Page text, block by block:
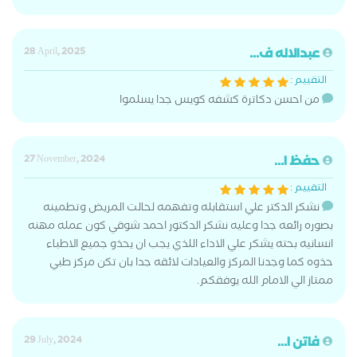
عبدالاله ف...
28 April, 2025
التقييم :
من احسن دكاترة كشفه كويس جدا يسلموا
حفظ ا...
27 November, 2024
التقييم :
نشكر الدكتر علي استقابله وتفهمه لحالت المريض وتطمينه
بصوره رائعه جدا وعليه نشكر الدكتور احمد شوقي كون عمله مهنه
انسانيه بحته يشكر علي الاداء اللذي يجب ان يحذو جميع الاطباء
حذوه كما وجدنا المركز والعيادات لائقه جدا بان تكن مركز طبي
ممتاز الي الامام الله يوفقكم.
فاتن ا... 29 July, 2024